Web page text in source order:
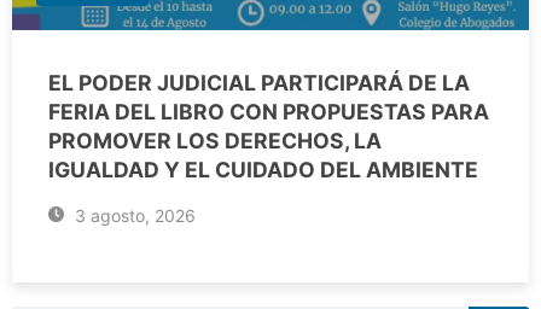
EL PODER JUDICIAL PARTICIPARÁ DE LA
FERIA DEL LIBRO CON PROPUESTAS PARA
PROMOVER LOS DERECHOS, LA
IGUALDAD Y EL CUIDADO DEL AMBIENTE
3 agosto, 2026